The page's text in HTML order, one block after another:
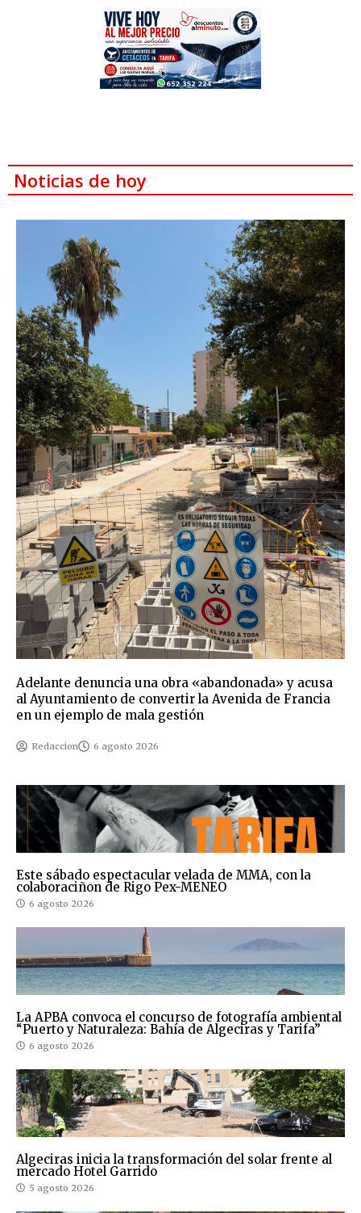
Noticias de hoy
Adelante denuncia una obra «abandonada» y acusa
al Ayuntamiento de convertir la Avenida de Francia
en un ejemplo de mala gestión
Redaccion 6 agosto 2026
Este sábado espectacular velada de MMA, con la
colaboraciñon de Rigo Pex-MENEO
6 agosto 2026
La APBA convoca el concurso de fotografía ambiental
“Puerto y Naturaleza: Bahía de Algeciras y Tarifa”
6 agosto 2026
Algeciras inicia la transformación del solar frente al
mercado Hotel Garrido
5 agosto 2026